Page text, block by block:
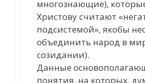
многознающие),
Христову считают
подсистемой», якобы
объединить народ в
созидании).
Данные
понятия, на которых,